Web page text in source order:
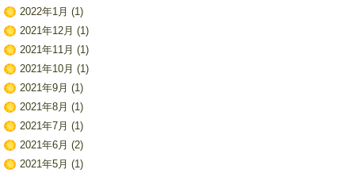
2022年1月 (1)
2021年12月 (1)
2021年11月 (1)
2021年10月 (1)
2021年9月 (1)
2021年8月 (1)
2021年7月 (1)
2021年6月 (2)
2021年5月 (1)